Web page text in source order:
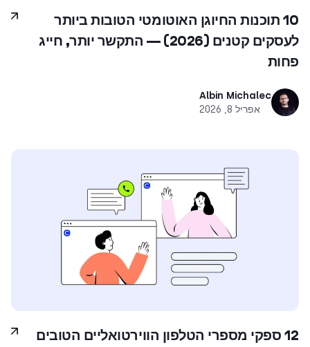
10 תוכנות החיוגן האוטומטי הטובות ביותר
לעסקים קטנים (‎2026‏) — התקשר יותר, חייג
פחות
Albin Michalec
אפריל 8, 2026
12 ספקי מספרי הטלפון הווירטואליים הטובים